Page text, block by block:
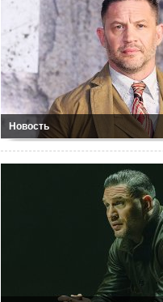
Новость